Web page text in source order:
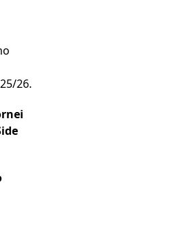
26.